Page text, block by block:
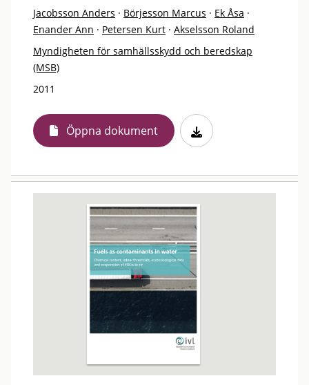
Jacobsson Anders · Börjesson Marcus · Ek Åsa ·
Enander Ann · Petersen Kurt · Akselsson Roland
Myndigheten för samhällsskydd och beredskap
(MSB)
2011
Öppna dokument